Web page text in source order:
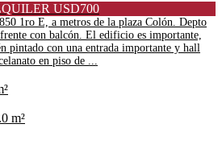
USD700
1ro E, a metros de la plaza Colón. Depto
con balcón. El edificio es importante,
pintado con una entrada importante y hall
en piso de ...
m²